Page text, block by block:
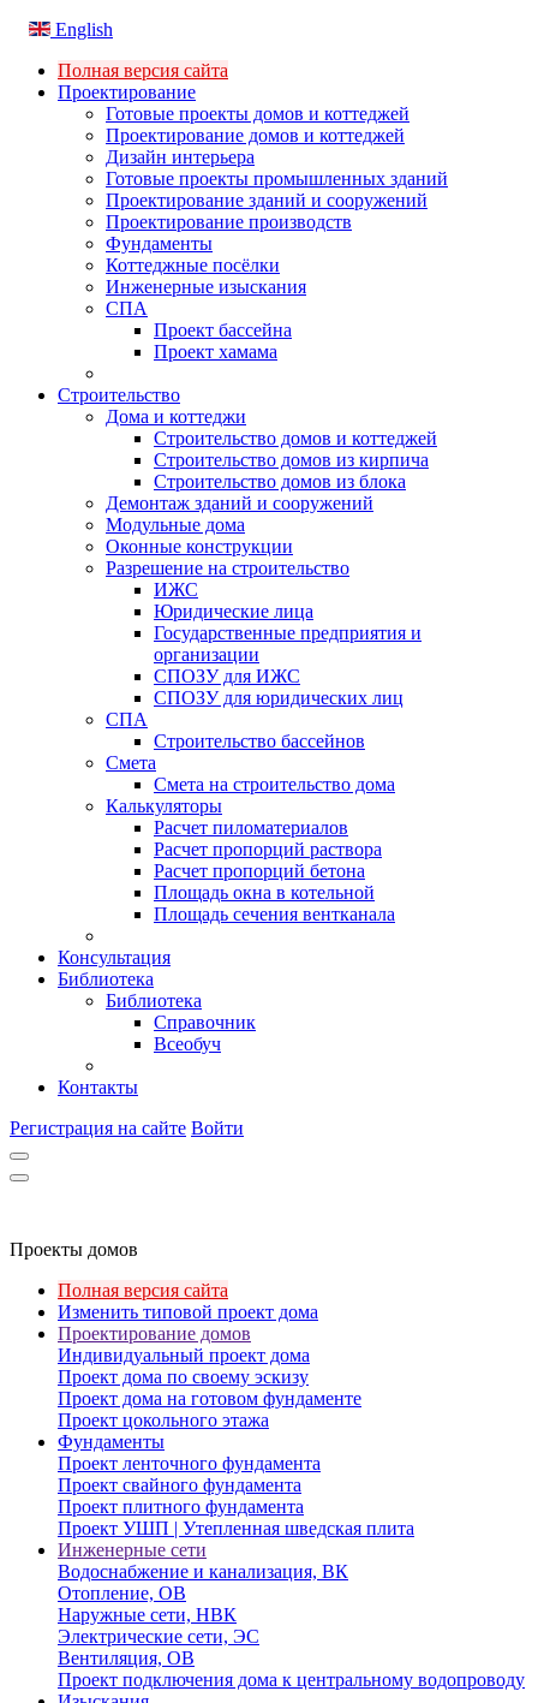
English
Полная версия сайта
Проектирование
Готовые проекты домов и коттеджей
Проектирование домов и коттеджей
Дизайн интерьера
Готовые проекты промышленных зданий
Проектирование зданий и сооружений
Проектирование производств
Фундаменты
Коттеджные посёлки
Инженерные изыскания
СПА
Проект бассейна
Проект хамама
Строительство
Дома и коттеджи
Строительство домов и коттеджей
Строительство домов из кирпича
Строительство домов из блока
Демонтаж зданий и сооружений
Модульные дома
Оконные конструкции
Разрешение на строительство
ИЖС
Юридические лица
Государственные предприятия и
организации
СПОЗУ для ИЖС
СПОЗУ для юридических лиц
СПА
Строительство бассейнов
Смета
Смета на строительство дома
Калькуляторы
Расчет пиломатериалов
Расчет пропорций раствора
Расчет пропорций бетона
Площадь окна в котельной
Площадь сечения вентканала
Консультация
Библиотека
Библиотека
Справочник
Всеобуч
Контакты
Регистрация на сайте Войти
Проекты домов
Полная версия сайта
Изменить типовой проект дома
Проектирование домов
Индивидуальный проект дома
Проект дома по своему эскизу
Проект дома на готовом фундаменте
Проект цокольного этажа
Фундаменты
Проект ленточного фундамента
Проект свайного фундамента
Проект плитного фундамента
Проект УШП | Утепленная шведская плита
Инженерные сети
Водоснабжение и канализация, ВК
Отопление, ОВ
Наружные сети, НВК
Электрические сети, ЭС
Вентиляция, ОВ
Проект подключения дома к центральному водопроводу